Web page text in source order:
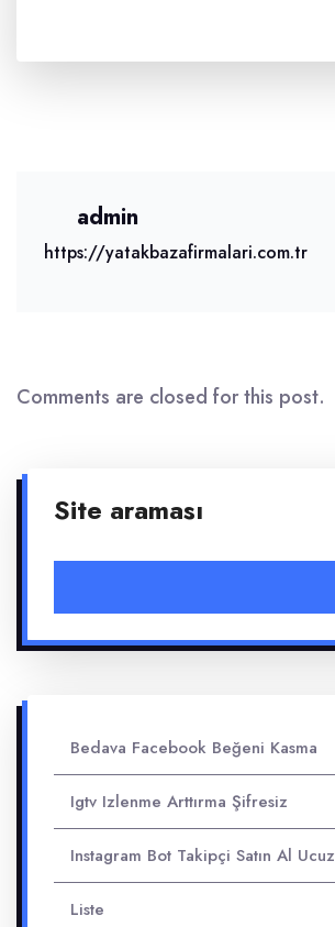
admin
https://yatakbazafirmalari.com.tr
Comments are closed for this post.
Site araması
Bedava Facebook Beğeni Kasma
Igtv Izlenme Arttırma Şifresiz
Instagram Bot Takipçi Satın Al Ucuz
Liste